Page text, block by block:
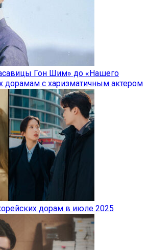
Гон Шим» до «Нашего
дорамам с харизматичным актером
дорам в июле 2025